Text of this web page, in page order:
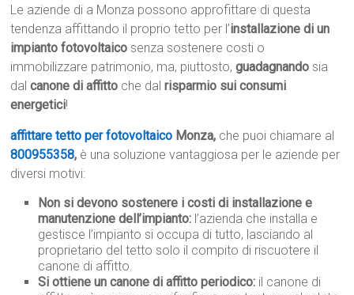
Le aziende di a Monza possono approfittare di questa
tendenza affittando il proprio tetto per l’installazione di un
impianto fotovoltaico senza sostenere costi o
immobilizzare patrimonio, ma, piuttosto,guadagnando sia
dalcanone di affitto che dalrisparmio sui consumi
energetici!
affittare tetto per fotovoltaico Monza, che puoi chiamare al
800955358, è una soluzione vantaggiosa per le aziende per
diversi motivi:
Non si devono sostenere i costi di installazione e
manutenzione dell’impianto: l’azienda che installa e
gestisce l’impianto si occupa di tutto, lasciando al
proprietario del tetto solo il compito di riscuotere il
canone di affitto.
Si ottiene un canone di affitto periodico: il canone di